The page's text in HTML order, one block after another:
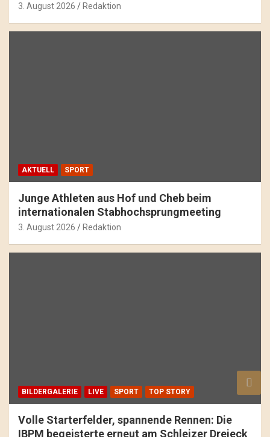
3. August 2026 Redaktion
AKTUELL SPORT
Junge Athleten aus Hof und Cheb beim
internationalen Stabhochsprungmeeting
3. August 2026 Redaktion
BILDERGALERIE LIVE SPORT TOP STORY
Volle Starterfelder, spannende Rennen: Die
IBPM begeisterte erneut am Schleizer Dreieck